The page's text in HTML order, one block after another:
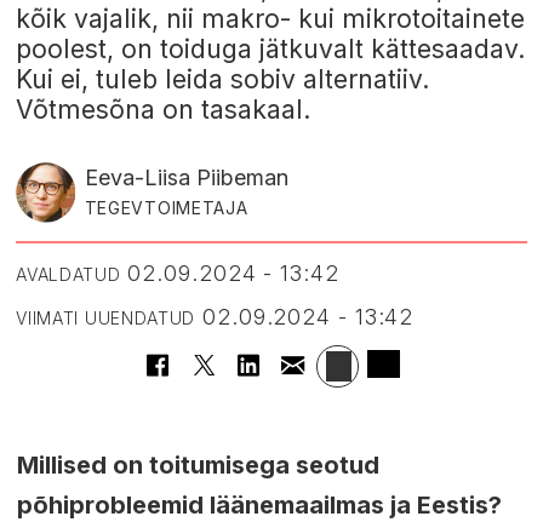
kõik vajalik, nii makro- kui mikrotoitainete
poolest, on toiduga jätkuvalt kättesaadav.
Kui ei, tuleb leida sobiv alternatiiv.
Võtmesõna on tasakaal.
Eeva-Liisa Piibeman
TEGEVTOIMETAJA
AVALDATUD 02.09.2024 - 13:42
VIIMATI UUENDATUD 02.09.2024 - 13:42
Millised on toitumisega seotud
põhiprobleemid läänemaailmas ja Eestis?